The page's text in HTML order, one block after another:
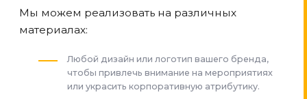
Мы можем реализовать на различных
материалах:
Любой дизайн или логотип вашего бренда,
чтобы привлечь внимание на мероприятиях
или украсить корпоративную атрибутику.